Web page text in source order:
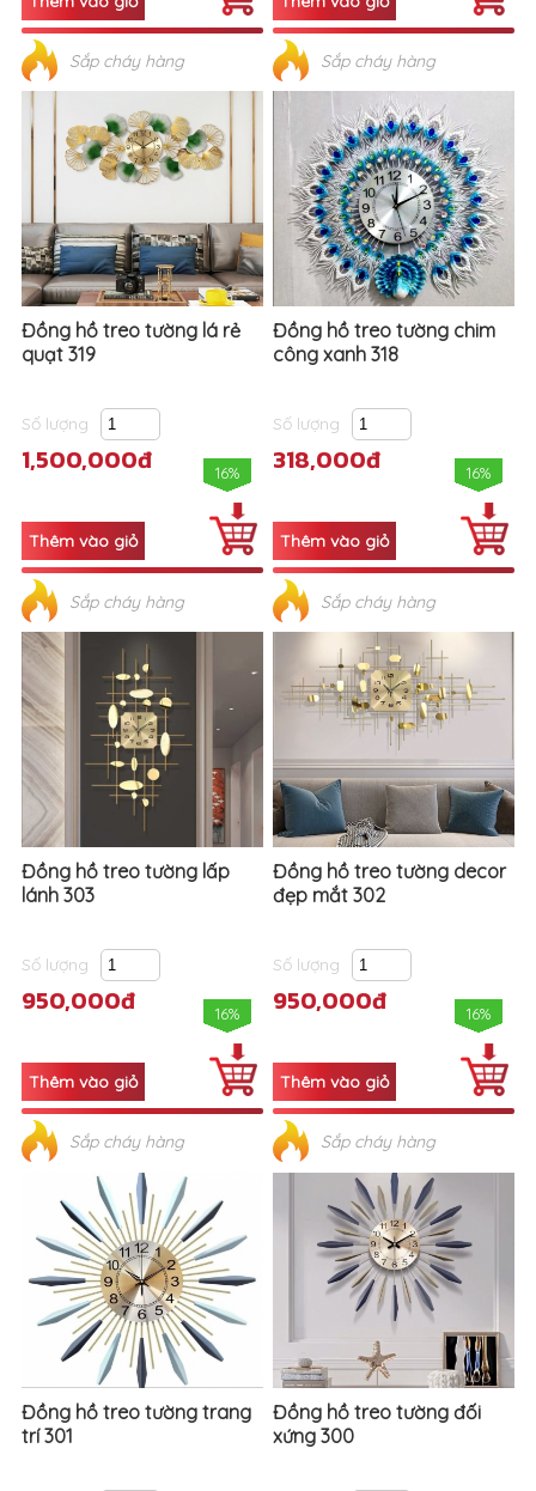
Sắp cháy hàng Sắp cháy hàng
Đồng hồ treo tường lá rẻ
quạt 319
Số lượng
1,500,000đ 16%
Sắp cháy hàng
Đồng hồ treo tường chim
công xanh 318
Số lượng
318,000đ 16%
Sắp cháy hàng
Đồng hồ treo tường lấp
lánh 303
Số lượng
950,000đ 16%
Sắp cháy hàng
Đồng hồ treo tường decor
đẹp mắt 302
Số lượng
950,000đ 16%
Sắp cháy hàng
Đồng hồ treo tường trang
trí 301
Đồng hồ treo tường đối
xứng 300